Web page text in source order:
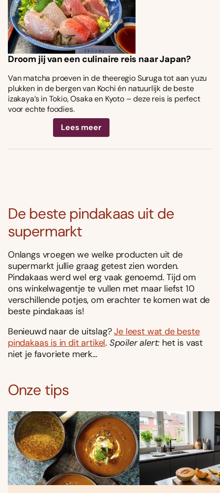
Droom jij van een culinaire reis naar Japan?
Van matcha proeven in de theeregio Suruga tot aan yuzu
plukken in de bergen van Kochi én natuurlijk de beste
izakaya’s in Tokio, Osaka en Kyoto – deze reis is perfect
voor echte foodies.
Lees meer
De beste pindakaas uit de
supermarkt
Onlangs vroegen we welke producten uit de
supermarkt jullie graag getest zien worden.
Pindakaas werd wel erg vaak genoemd. Tijd om
ons winkelwagentje te vullen met maar liefst 10
verschillende potjes, om erachter te komen wat de
beste pindakaas is!
Benieuwd naar de uitslag?Je leest wat de beste
pindakaas is in dit artikel. Spoiler alert: het is vast
niet je favoriete merk…
Onze tips